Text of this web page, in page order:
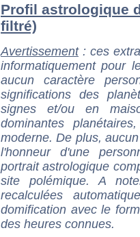
Profil astrologique
filtré)
Avertissement: ces
informatiquement pour
aucun caractère
significations des
signes et/ou en
dominantes
moderne. De plus,
l'honneur d'une
portrait astrologique
site polémique. A
recalculées
domification avec le
des heures connues.